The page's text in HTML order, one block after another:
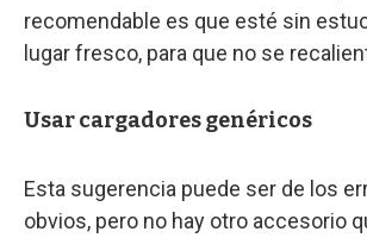
recomendable es que esté sin
lugar fresco, para que no se
Usar cargadores genéricos
Esta sugerencia puede ser de los
obvios, pero no hay otro accesorio